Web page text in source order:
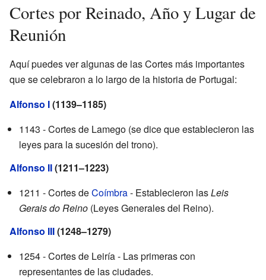
Cortes por Reinado, Año y Lugar de
Reunión
Aquí puedes ver algunas de las Cortes más importantes
que se celebraron a lo largo de la historia de Portugal:
Alfonso I(1139–1185)
1143 - Cortes de Lamego (se dice que establecieron las
leyes para la sucesión del trono).
Alfonso II(1211–1223)
1211 - Cortes deCoímbra- Establecieron lasLeis
Gerais do Reino (Leyes Generales del Reino).
Alfonso III(1248–1279)
1254 - Cortes de Leiría - Las primeras con
representantes de las ciudades.